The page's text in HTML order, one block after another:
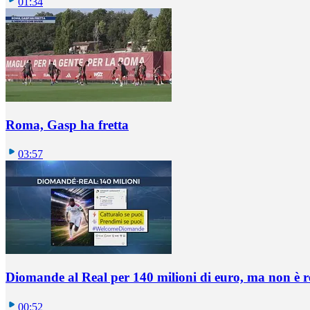
Roma, Gasp ha fretta
03:57
Diomande al Real per 140 milioni di euro, ma non è
00:52